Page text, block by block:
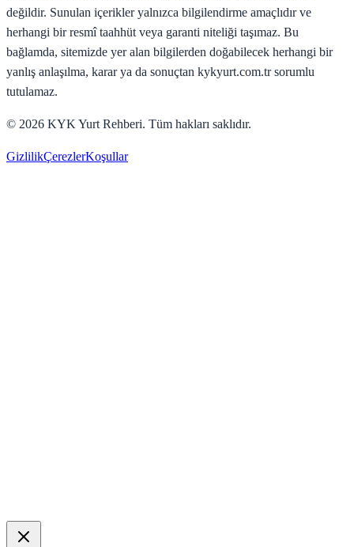
değildir. Sunulan içerikler yalnızca bilgilendirme amaçlıdır ve
herhangi bir resmî taahhüt veya garanti niteliği taşımaz. Bu
bağlamda, sitemizde yer alan bilgilerden doğabilecek herhangi bir
yanlış anlaşılma, karar ya da sonuçtan kykyurt.com.tr sorumlu
tutulamaz.
© 2026 KYK Yurt Rehberi. Tüm hakları saklıdır.
GizlilikÇerezlerKoşullar